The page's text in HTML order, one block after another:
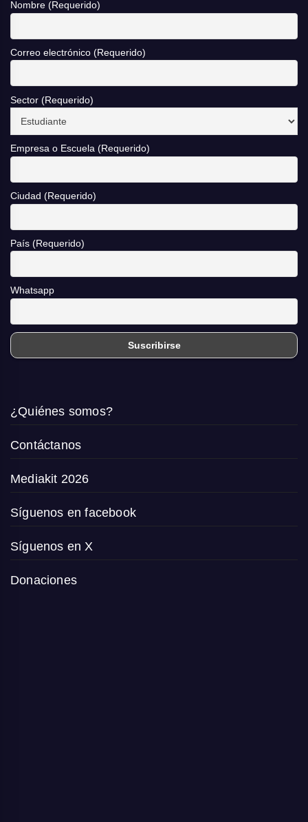
Nombre (Requerido)
Correo electrónico (Requerido)
Sector (Requerido)
Empresa o Escuela (Requerido)
Ciudad (Requerido)
País (Requerido)
Whatsapp
¿Quiénes somos?
Contáctanos
Mediakit 2026
Síguenos en facebook
Síguenos en X
Donaciones